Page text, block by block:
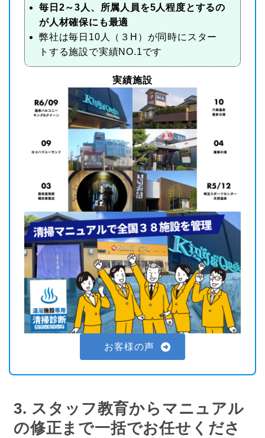
毎日 2～3人、 所属人員を5人程度とするの
が人材確保にも最適
弊社は毎日10人（３H）が同時にスター
トする施設で実績NO.1です
実績施設
お客様の声
3. スタッフ教育からマニュアル
の修正まで一括でお任せくださ